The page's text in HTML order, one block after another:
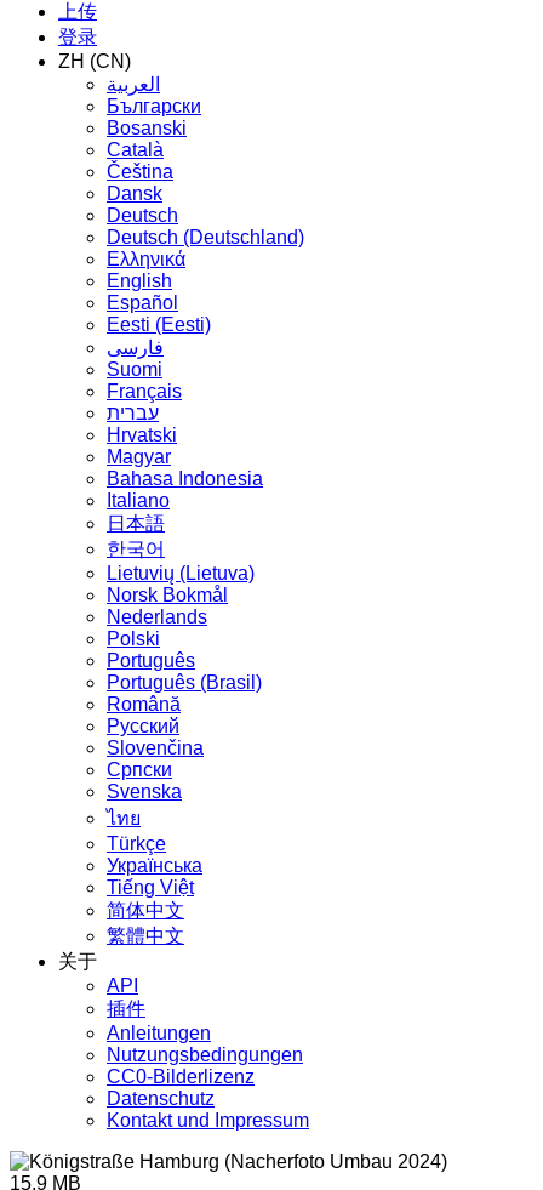
上传
登录
ZH (CN)
العربية
Български
Bosanski
Сatalà
Čeština
Dansk
Deutsch
Deutsch (Deutschland)
Ελληνικά
English
Español
Eesti (Eesti)
فارسی
Suomi
Français
עברית
Hrvatski
Magyar
Bahasa Indonesia
Italiano
日本語
한국어
Lietuvių (Lietuva)
‪Norsk Bokmål‬
Nederlands
Polski
Português
Português (Brasil)
Română
Русский
Slovenčina
Српски
Svenska
ไทย
Türkçe
Українська
Tiếng Việt
简体中文
繁體中文
关于
API
插件
Anleitungen
Nutzungsbedingungen
CC0-Bilderlizenz
Datenschutz
Kontakt und Impressum
15.9 MB